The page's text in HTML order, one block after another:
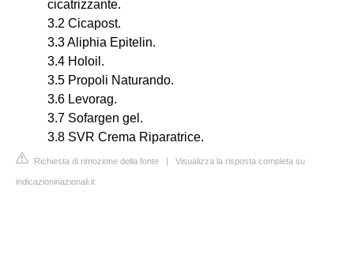
cicatrizzante.
3.2 Cicapost.
3.3 Aliphia Epitelin.
3.4 Holoil.
3.5 Propoli Naturando.
3.6 Levorag.
3.7 Sofargen gel.
3.8 SVR Crema Riparatrice.
Richiesta di rimozione della fonte | Visualizza la risposta completa su
indicazioninazionali.it